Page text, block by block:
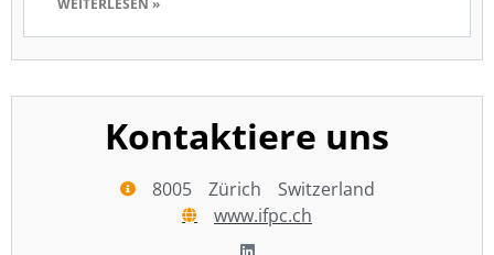
WEITERLESEN »
Kontaktiere uns
8005 Zürich
Switzerland
www.ifpc.ch